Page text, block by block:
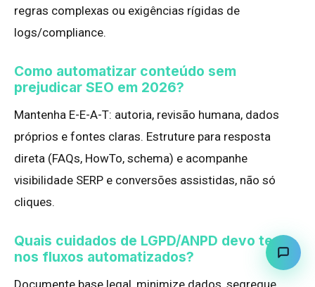
regras complexas ou exigências rígidas de
logs/compliance.
Como automatizar conteúdo sem
prejudicar SEO em 2026?
Mantenha E-E-A-T: autoria, revisão humana, dados
próprios e fontes claras. Estruture para resposta
direta (FAQs, HowTo, schema) e acompanhe
visibilidade SERP e conversões assistidas, não só
cliques.
Quais cuidados de LGPD/ANPD devo ter
nos fluxos automatizados?